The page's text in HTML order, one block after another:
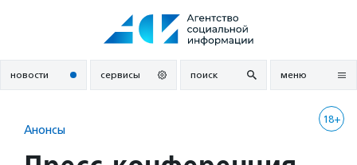
новости сервисы поиск меню
18+
Анонсы